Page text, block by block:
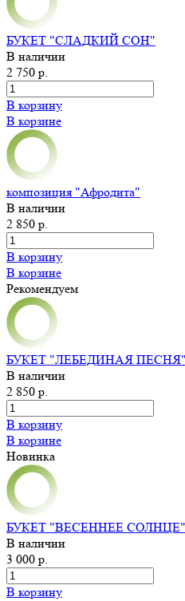
БУКЕТ "СЛАДКИЙ СОН"
В наличии
2 750 р.
В корзину
В корзине
композиция "Афродита"
В наличии
2 850 р.
В корзину
В корзине
Рекомендуем
БУКЕТ "ЛЕБЕДИНАЯ ПЕСНЯ"
В наличии
2 850 р.
В корзину
В корзине
Новинка
БУКЕТ "ВЕСЕННЕЕ СОЛНЦЕ"
В наличии
3 000 р.
В корзину